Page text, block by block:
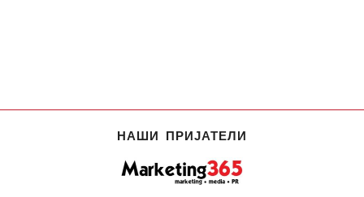
НАШИ ПРИЈАТЕЛИ